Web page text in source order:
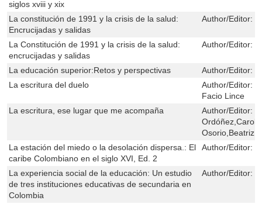
siglos xviii y xix
La constitución de 1991 y la crisis de la salud:
Encrucijadas y salidas
Author/Editor:
La Constitución de 1991 y la crisis de la salud:
encrucijadas y salidas
Author/Editor:
La educación superior:Retos y perspectivas Author/Editor:
La escritura del duelo
Author/Editor:
Facio Lince
La escritura, ese lugar que me acompaña
Author/Editor:
Osorio,Beatriz
La estación del miedo o la desolación dispersa.: El
caribe Colombiano en el siglo XVI, Ed. 2
Author/Editor:
La experiencia social de la educación: Un estudio
de tres instituciones educativas de secundaria en
Colombia
Author/Editor: